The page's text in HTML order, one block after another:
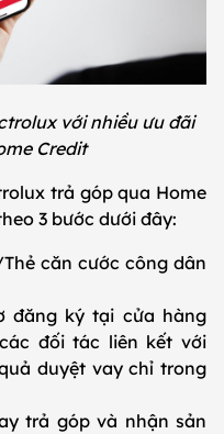
với nhiều ưu đãi
Credit
trả góp qua Home
3 bước dưới đây:
căn cước công dân
đăng ký tại cửa hàng
đối tác liên kết với
duyệt vay chỉ trong
trả góp và nhận sản